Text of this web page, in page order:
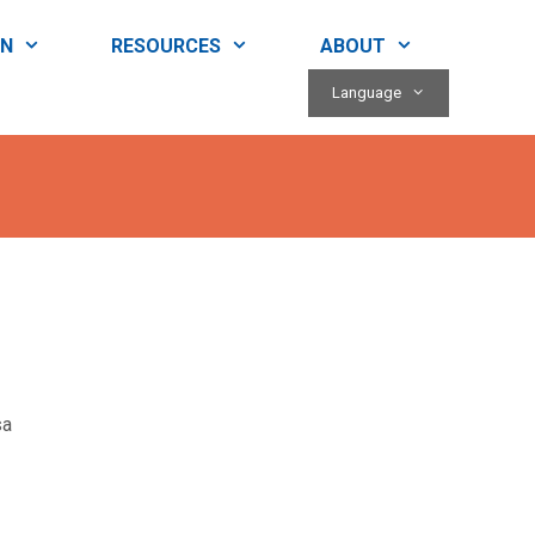
RESOURCES ABOUT
Language